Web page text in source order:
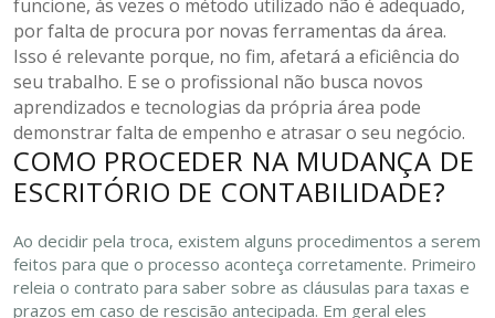
funcione, às vezes o método utilizado não é adequado,
por falta de procura por novas ferramentas da área.
Isso é relevante porque, no fim, afetará a eficiência do
seu trabalho. E se o profissional não busca novos
aprendizados e tecnologias da própria área pode
demonstrar falta de empenho e atrasar o seu negócio.
COMO PROCEDER NA MUDANÇA DE
ESCRITÓRIO DE CONTABILIDADE?
Ao decidir pela troca, existem alguns procedimentos a serem
feitos para que o processo aconteça corretamente. Primeiro
releia o contrato para saber sobre as cláusulas para taxas e
prazos em caso de rescisão antecipada. Em geral eles